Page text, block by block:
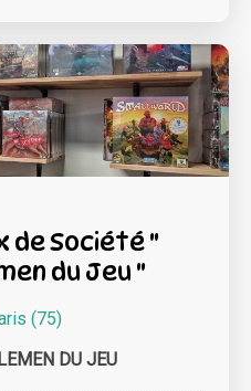
de Société "
du Jeu "
(75)
DU JEU